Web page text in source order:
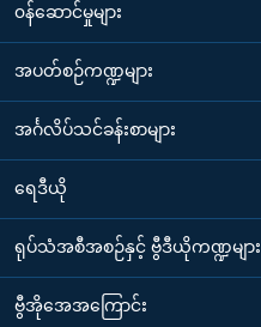
၀န်ဆောင်မှုများ
အပတ်စဉ်ကဏ္ဍများ
အင်္ဂလိပ်သင်ခန်းစာများ
ရေဒီယို
ရုပ်သံအစီအစဉ်နှင့် ဗွီဒီယိုကဏ္ဍများ
ဗွီအိုအေအကြောင်း